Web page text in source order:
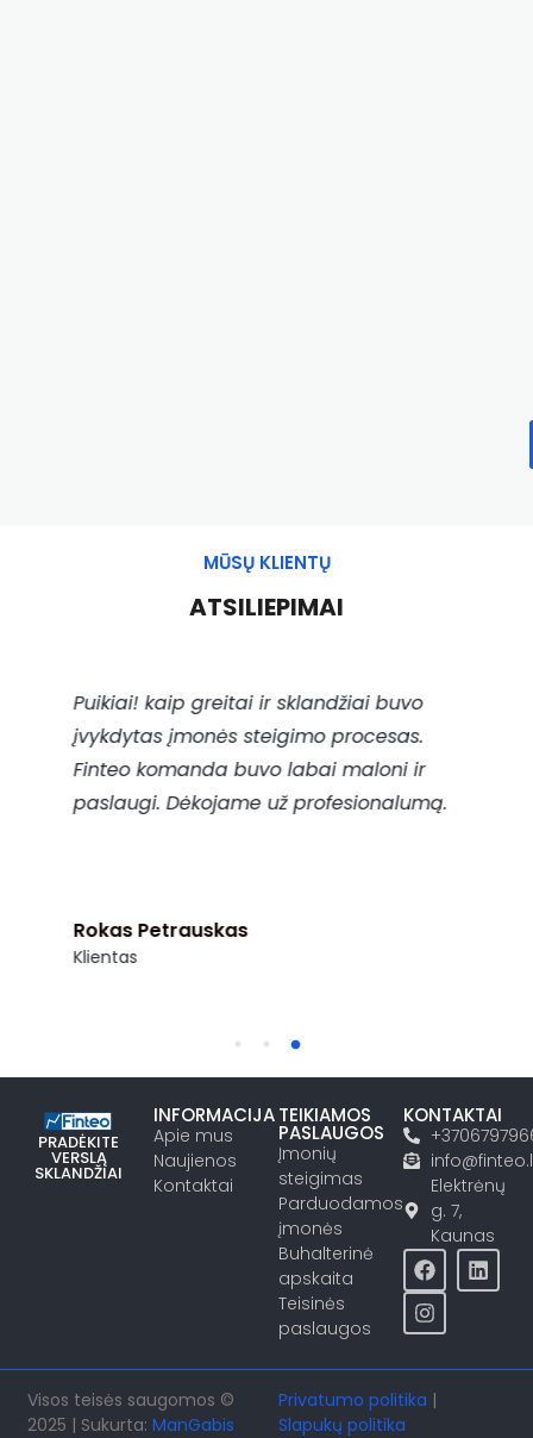
MŪSŲ KLIENTŲ
ATSILIEPIMAI
Puikiai! kaip greitai ir sklandžiai buvo
įvykdytas įmonės steigimo procesas.
Finteo komanda buvo labai maloni ir
paslaugi. Dėkojame už profesionalumą.
Rokas Petrauskas
Klientas
PRADĖKITE
VERSLĄ
SKLANDŽIAI
INFORMACIJA
Apie mus
Naujienos
Kontaktai
TEIKIAMOS
PASLAUGOS
Įmonių
steigimas
Parduodamos
įmonės
Buhalterinė
apskaita
Teisinės
paslaugos
KONTAKTAI
Elektrėnų
g. 7,
Kaunas
Visos teisės saugomos ©
2025 | Sukurta:ManGabis
Privatumo politika |
Slapukų politika